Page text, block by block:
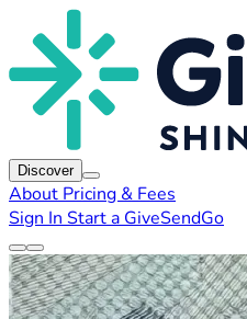
Discover
About Pricing & Fees
Sign In Start a GiveSendGo